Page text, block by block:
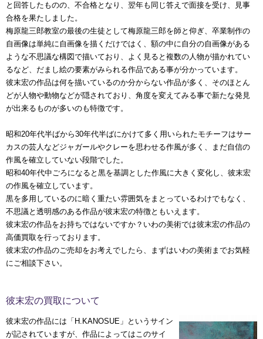
と回答したものの、不合格となり、翌年も同じ答えで面接を受け、見事
合格を果たしました。
梅原龍三郎教室の最後の生徒として梅原龍三郎を師と仰ぎ、卒業制作の
自画像は単純に自画像を描くだけではく、額の中に自分の自画像がある
ような不思議な構図で描いており、よく見ると複数の人物が描かれてい
るなど、だまし絵の要素がみられる作品である事が分かっています。
彼末宏の作品は何を描いているのか分からない作品が多く、そのほとん
どが人物や動物などが隠されており、角度を変えてみる事で新たな発見
が出来るものが多いのも特徴です。
昭和20年代半ばから30年代半ばにかけて多く用いられたモチーフはサー
カスの芸人などジャガールやクレーを思わせる作風が多く、まだ自信の
作風を確立していない段階でした。
昭和40年代中ごろになると黒を基調とした作風に大きく変化し、彼末宏
の作風を確立しています。
黒を多用しているのに暗く重たい雰囲気をまとっているわけでもなく、
不思議と透明感のある作品が彼末宏の特徴ともいえます。
彼末宏の作品をお持ちではないですか？いわの美術では彼末宏の作品の
高価買取を行っております。
彼末宏の作品のご売却をお考えでしたら、まずはいわの美術までお気軽
にご相談下さい。
彼末宏の買取について
彼末宏の作品には「H.KANOSUE」というサイン
が記されていますが、作品によってはこのサイ